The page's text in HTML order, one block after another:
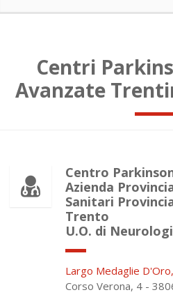
Centri
Avanzate
Centro
Azienda
Sanitari
Trento
U.O. di
Largo Medaglie
Corso Verona, 4 -